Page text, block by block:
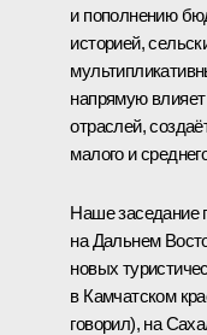
и пополнению
историей,
напрямую
отраслей,
малого и
Наше заседание
на Дальнем
новых
в Камчатском
говорил), на